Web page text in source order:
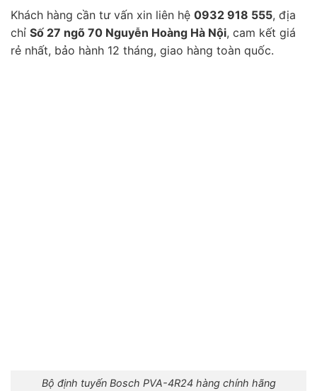
Khách hàng cần tư vấn xin liên hệ 0932 918 555, địa
chỉ Số 27 ngõ 70 Nguyễn Hoàng Hà Nội, cam kết giá
rẻ nhất, bảo hành 12 tháng, giao hàng toàn quốc.
Bộ định tuyến Bosch PVA-4R24 hàng chính hãng